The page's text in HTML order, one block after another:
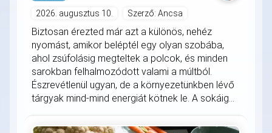
2026. augusztus 10. Szerző: Ancsa
Biztosan érezted már azt a különös, nehéz
nyomást, amikor beléptél egy olyan szobába,
ahol zsúfolásig megteltek a polcok, és minden
sarokban felhalmozódott valami a múltból.
Észrevétlenül ugyan, de a környezetünkben lévő
tárgyak mind-mind energiát kötnek le. A sokáig...